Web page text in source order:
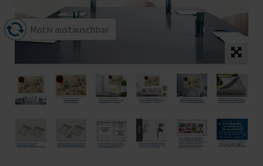
Motiv austauschbar